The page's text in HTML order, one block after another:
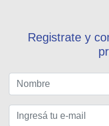
Registrate y